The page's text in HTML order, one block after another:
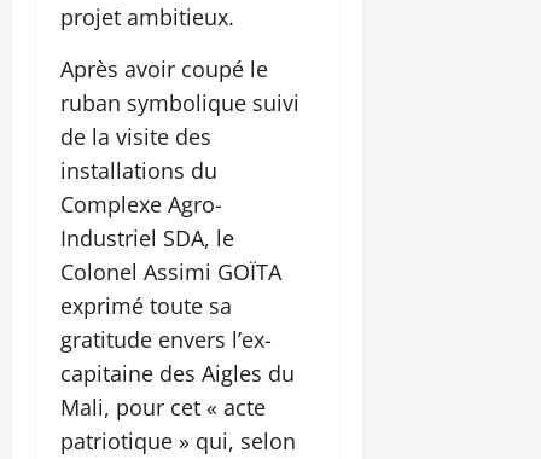
projet ambitieux.
Après avoir coupé le
ruban symbolique suivi
de la visite des
installations du
Complexe Agro-
Industriel SDA, le
Colonel Assimi GOÏTA
exprimé toute sa
gratitude envers l’ex-
capitaine des Aigles du
Mali, pour cet « acte
patriotique » qui, selon